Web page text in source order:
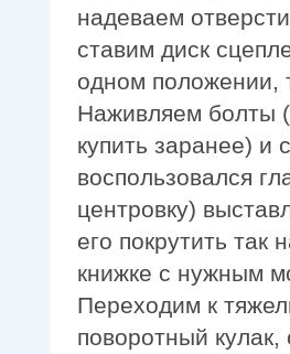
надеваем
ставим диск
одном положении,
Наживляем болты
купить заранее) и
воспользовался
центровку)
его покрутить
книжке с нужным
Переходим к
поворотный